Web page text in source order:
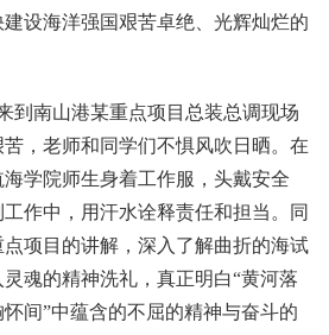
设海洋强国艰苦卓绝、光辉灿烂的
到南山港某重点项目总装总调现场
，老师和同学们不惧风吹日晒。在
学院师生身着工作服，头戴安全
作中，用汗水诠释责任和担当。同
项目的讲解，深入了解曲折的海试
魂的精神洗礼，真正明白“黄河落
间”中蕴含的不屈的精神与奋斗的